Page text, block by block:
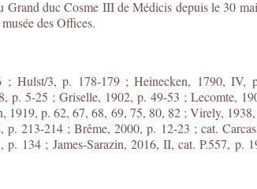
duc Cosme III de Médicis depuis le 30
des Offices.
Hulst/3, p. 178-179 ; Heinecken, 1790, IV,
p. 5-25 ; Griselle, 1902, p. 49-53 ; Lecomte,
1919, p. 62, 67, 68, 69, 75, 80, 82 ; Virely,
213-214 ; Brême, 2000, p. 12-23 ; cat.
p. 134 ; James-Sarazin, 2016, II, cat. P.557, p.